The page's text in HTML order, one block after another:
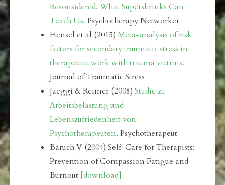
Resonsidered. What Supershrinks Can
Teach Us. Psychotherapy Networker
Hensel et al (2015) Meta-analysis of risk
factors for secondary traumatic stress in
therapeutic work with trauma victims.
Journal of Traumatic Stress
Jaeggi & Reimer (2008) Studie zu
Arbeitsbelastung und
Lebenszufriedenheit von
Psychotherapeuten. Psychotherapeut
Baruch V (2004) Self-Care for Therapists:
Prevention of Compassion Fatigue and
Burnout [download]